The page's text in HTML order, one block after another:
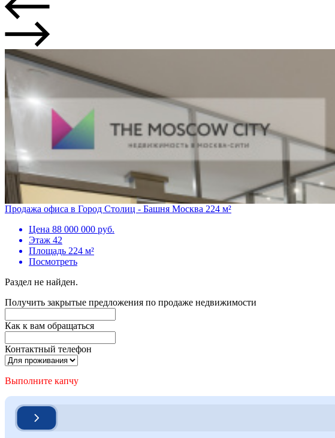
Продажа офиса в Город Столиц - Башня Москва 224 м²
Цена 88 000 000 руб.
Этаж 42
Площадь 224 м²
Посмотреть
Раздел не найден.
Получить закрытые предложения по продаже недвижимости
Как к вам обращаться
Контактный телефон
Выполните капчу